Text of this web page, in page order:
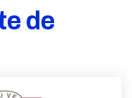
de